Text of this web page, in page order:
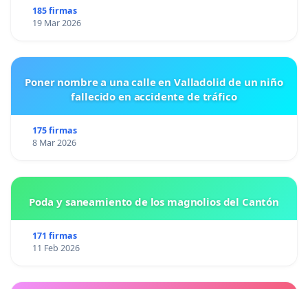
185 firmas
19 Mar 2026
Poner nombre a una calle en Valladolid de un niño
fallecido en accidente de tráfico
175 firmas
8 Mar 2026
Poda y saneamiento de los magnolios del Cantón
171 firmas
11 Feb 2026